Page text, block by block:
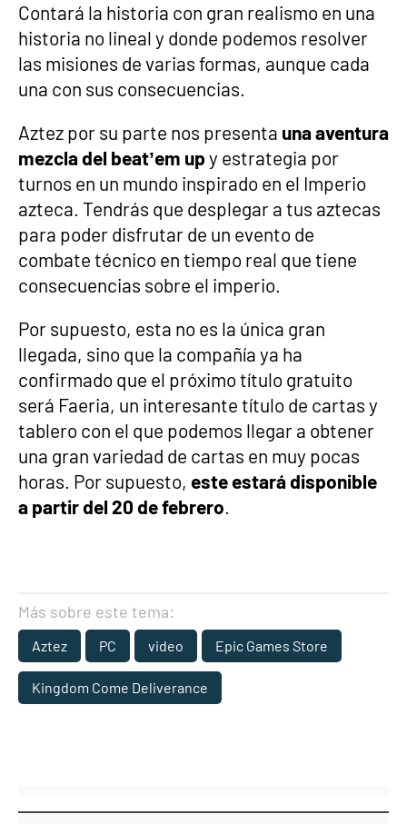
Contará la historia con gran realismo en una
historia no lineal y donde podemos resolver
las misiones de varias formas, aunque cada
una con sus consecuencias.
Aztez por su parte nos presenta una aventura
mezcla del beat’em up y estrategia por
turnos en un mundo inspirado en el Imperio
azteca. Tendrás que desplegar a tus aztecas
para poder disfrutar de un evento de
combate técnico en tiempo real que tiene
consecuencias sobre el imperio.
Por supuesto, esta no es la única gran
llegada, sino que la compañía ya ha
confirmado que el próximo título gratuito
será Faeria, un interesante título de cartas y
tablero con el que podemos llegar a obtener
una gran variedad de cartas en muy pocas
horas. Por supuesto, este estará disponible
a partir del 20 de febrero.
Más sobre este tema:
Aztez PC video Epic Games Store
Kingdom Come Deliverance